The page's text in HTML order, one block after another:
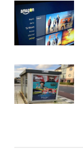
Grand
Tour
Xbox